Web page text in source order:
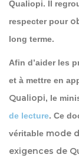
Qualiopi. Il
respecter pour
long terme.
Afin d’aider les
et à mettre en
Qualiopi, le
de lecture. Ce
véritable mode
exigences de